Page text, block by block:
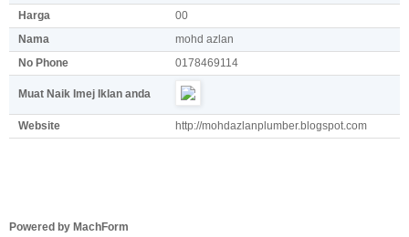
Harga
00
Nama
mohd azlan
No Phone
0178469114
Muat Naik Imej Iklan anda
Website http://mohdazlanplumber.blogspot.com
Powered by MachForm